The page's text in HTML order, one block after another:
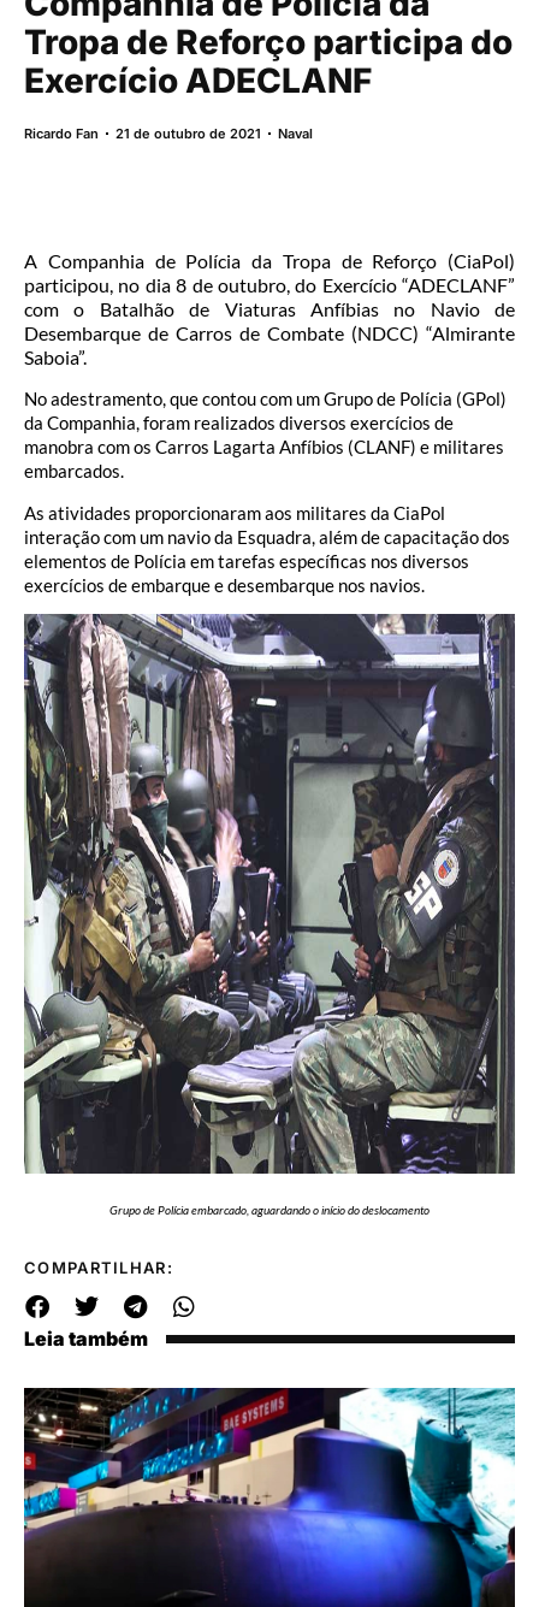
Tropa de Reforço participa do
Exercício ADECLANF
Ricardo Fan 21 de outubro de 2021 Naval
A Companhia de Polícia da Tropa de Reforço (CiaPol)
participou, no dia 8 de outubro, do Exercício “ADECLANF”
com o Batalhão de Viaturas Anfíbias no Navio de
Desembarque de Carros de Combate (NDCC) “Almirante
Saboia”.
No adestramento, que contou com um Grupo de Polícia (GPol)
da Companhia, foram realizados diversos exercícios de
manobra com os Carros Lagarta Anfíbios (CLANF) e militares
embarcados.
As atividades proporcionaram aos militares da CiaPol
interação com um navio da Esquadra, além de capacitação dos
elementos de Polícia em tarefas específicas nos diversos
exercícios de embarque e desembarque nos navios.
Grupo de Polícia embarcado, aguardando o início do deslocamento
COMPARTILHAR:
Leia também